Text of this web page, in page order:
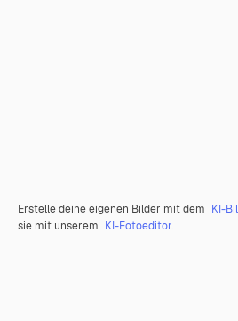
Erstelle deine eigenen Bilder mit dem KI-
sie mit unserem KI-Fotoeditor.